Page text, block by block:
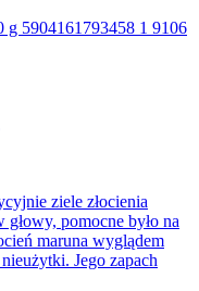
ziele złocienia
pomocne było na
maruna wyglądem
Jego zapach